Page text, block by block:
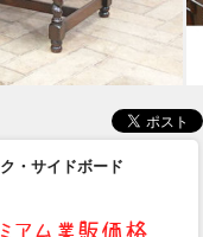
・サイドボード